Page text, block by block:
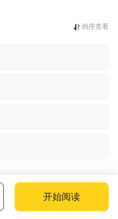
倒序查看
开始阅读